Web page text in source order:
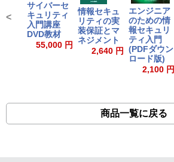
サイバーセ
キュリティ
入門講座
DVD教材
55,000 円
情報セキュ
リティの実
装保証とマ
ネジメント
2,640 円
エンジニア
のための情
報セキュリ
ティ入門
(PDFダウン
ロード版)
2,100 円
<
商品一覧に戻る